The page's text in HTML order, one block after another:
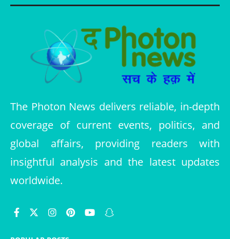
The Photon News delivers reliable, in-depth
coverage of current events, politics, and
global affairs, providing readers with
insightful analysis and the latest updates
worldwide.